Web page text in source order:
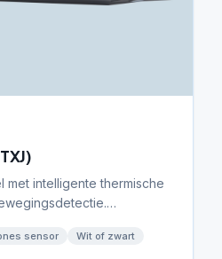
met intelligente thermische
sensor
Wit of zwart